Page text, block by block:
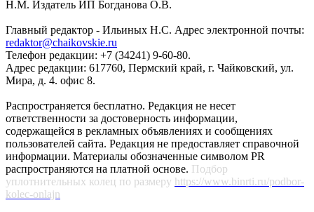
Н.М. Издатель ИП Богданова О.В.
Главный редактор - Ильиных Н.С. Адрес электронной почты:
redaktor@chaikovskie.ru
Телефон редакции: +7 (34241) 9-60-80.
Адрес редакции: 617760, Пермский край, г. Чайковский, ул.
Мира, д. 4. офис 8.
Распространяется бесплатно. Редакция не несет
ответственности за достоверность информации,
содержащейся в рекламных объявлениях и сообщениях
пользователей сайта. Редакция не предоставляет справочной
информации. Материалы обозначенные символом PR
распространяются на платной основе. Подбор
уплотнительных колец по размеру https://www.binrti.ru/podbor-
kolec-onlajn